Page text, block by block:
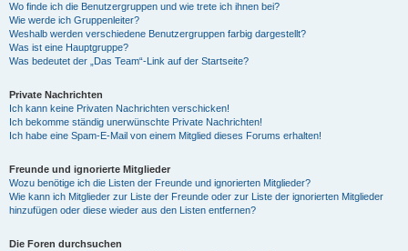
Wo finde ich die Benutzergruppen und wie trete ich ihnen bei?
Wie werde ich Gruppenleiter?
Weshalb werden verschiedene Benutzergruppen farbig dargestellt?
Was ist eine Hauptgruppe?
Was bedeutet der „Das Team“-Link auf der Startseite?
Private Nachrichten
Ich kann keine Privaten Nachrichten verschicken!
Ich bekomme ständig unerwünschte Private Nachrichten!
Ich habe eine Spam-E-Mail von einem Mitglied dieses Forums erhalten!
Freunde und ignorierte Mitglieder
Wozu benötige ich die Listen der Freunde und ignorierten Mitglieder?
Wie kann ich Mitglieder zur Liste der Freunde oder zur Liste der ignorierten Mitglieder
hinzufügen oder diese wieder aus den Listen entfernen?
Die Foren durchsuchen